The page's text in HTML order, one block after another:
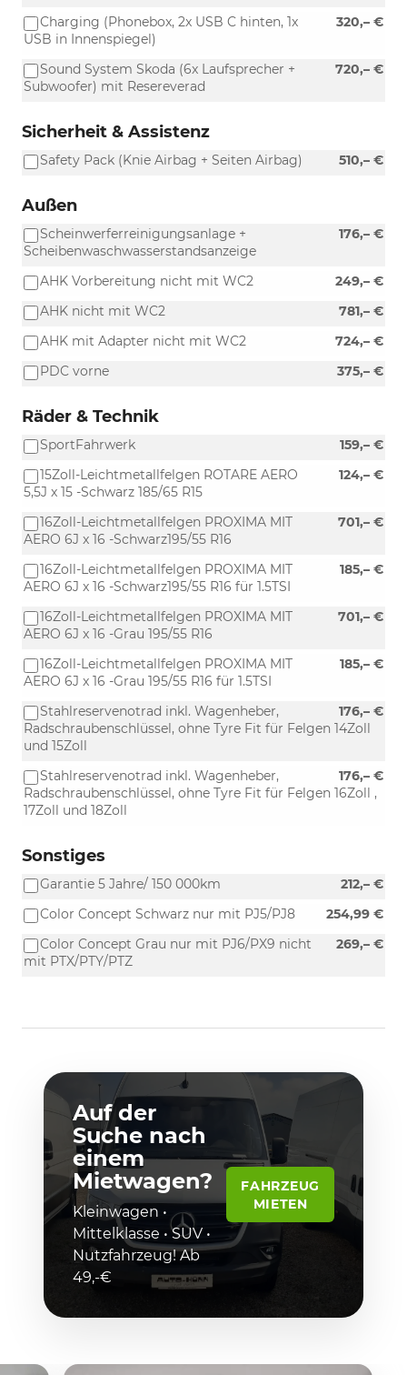
320,– €
Charging (Phonebox, 2x USB C hinten, 1x
USB in Innenspiegel)
720,– €
Sound System Skoda (6x Laufsprecher +
Subwoofer) mit Resereverad
Sicherheit & Assistenz
510,– €
Safety Pack (Knie Airbag + Seiten Airbag)
Außen
176,– €
Scheinwerferreinigungsanlage +
Scheibenwaschwasserstandsanzeige
249,– €
AHK Vorbereitung nicht mit WC2
781,– €
AHK nicht mit WC2
724,– €
AHK mit Adapter nicht mit WC2
375,– €
PDC vorne
Räder & Technik
159,– €
SportFahrwerk
124,– €
15Zoll-Leichtmetallfelgen ROTARE AERO
5,5J x 15 -Schwarz 185/65 R15
701,– €
16Zoll-Leichtmetallfelgen PROXIMA MIT
AERO 6J x 16 -Schwarz195/55 R16
185,– €
16Zoll-Leichtmetallfelgen PROXIMA MIT
AERO 6J x 16 -Schwarz195/55 R16 für 1.5TSI
701,– €
16Zoll-Leichtmetallfelgen PROXIMA MIT
AERO 6J x 16 -Grau 195/55 R16
185,– €
16Zoll-Leichtmetallfelgen PROXIMA MIT
AERO 6J x 16 -Grau 195/55 R16 für 1.5TSI
176,– €
Stahlreservenotrad inkl. Wagenheber,
Radschraubenschlüssel, ohne Tyre Fit für Felgen 14Zoll
und 15Zoll
176,– €
Stahlreservenotrad inkl. Wagenheber,
Radschraubenschlüssel, ohne Tyre Fit für Felgen 16Zoll ,
17Zoll und 18Zoll
Sonstiges
212,– €
Garantie 5 Jahre/ 150 000km
254,99 €
Color Concept Schwarz nur mit PJ5/PJ8
269,– €
Color Concept Grau nur mit PJ6/PX9 nicht
mit PTX/PTY/PTZ
Auf der
Suche nach
einem
Mietwagen?
Kleinwagen •
Mittelklasse • SUV •
Nutzfahrzeug! Ab
49,-€
FAHRZEUG
MIETEN